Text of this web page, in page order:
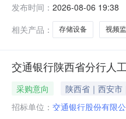
称：赤壁市城区交
明：详见询价文件
发布时间： 2026-08-06 19:38
相关产品：
存储设备 视频
交通银行陕西省分行人
采购意向 陕西省｜西安市
招标单位： 交通银行股份有限